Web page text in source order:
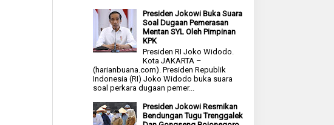
Presiden Jokowi Buka Suara
Soal Dugaan Pemerasan
Mentan SYL Oleh Pimpinan
KPK
Presiden RI Joko Widodo.
Kota JAKARTA –
(harianbuana.com). Presiden Republik
Indonesia (RI) Joko Widodo buka suara
soal perkara dugaan pemer...
Presiden Jokowi Resmikan
Bendungan Tugu Trenggalek